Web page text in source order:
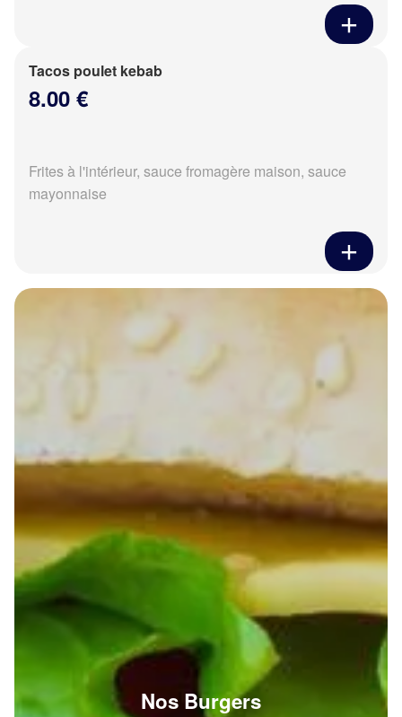
Tacos poulet kebab
8.00 €
Frites à l'intérieur, sauce fromagère maison, sauce
mayonnaise
Nos Burgers